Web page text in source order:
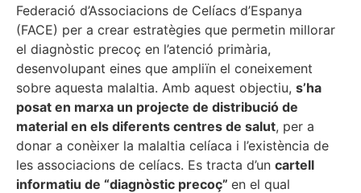
Federació d’Associacions de Celíacs d’Espanya
(FACE) per a crear estratègies que permetin millorar
el diagnòstic precoç en l’atenció primària,
desenvolupant eines que ampliïn el coneixement
sobre aquesta malaltia. Amb aquest objectiu, s’ha
posat en marxa un projecte de distribució de
material en els diferents centres de salut, per a
donar a conèixer la malaltia celíaca i l’existència de
les associacions de celíacs. Es tracta d’un cartell
informatiu de “diagnòstic precoç” en el qual